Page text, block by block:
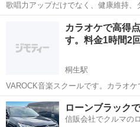
歌唱力アップだけでなく、健康維持、
発声法でレッスンいたします。
カラ
カラオケで高得
す。料金1時間2
桐生駅
VAROCK音楽スクールです。カラオ
します。料金1時間2回￥7700～。カ
苦手などを克服。園児からシニアまで
駐車場有り。レッスンは月曜日...
群馬 桐生市 桐生駅 カラオ
ローンブラック
信販会社でクルマの